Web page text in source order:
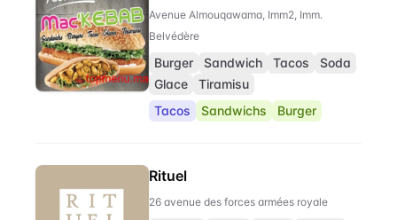
Avenue Almouqawama, Imm2, Imm.
Belvédère
Burger Sandwich Tacos
Soda
Glace
Tiramisu
Tacos
Sandwichs Burger
Rituel
26 avenue des forces armées royale